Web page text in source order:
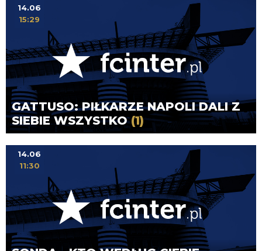
GATTUSO: PIŁKARZE NAPOLI DALI Z
SIEBIE WSZYSTKO(1)
14.06
15:29
14.06
11:30